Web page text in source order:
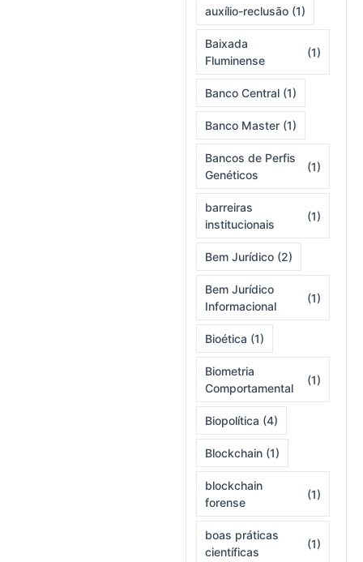
auxílio-reclusão (1)
Baixada
Fluminense
(1)
Banco Central (1)
Banco Master (1)
Bancos de Perfis
Genéticos
(1)
barreiras
institucionais
(1)
Bem Jurídico (2)
Bem Jurídico
Informacional
(1)
Bioética (1)
Biometria
Comportamental
(1)
Biopolítica (4)
Blockchain (1)
blockchain
forense
(1)
boas práticas
científicas
(1)